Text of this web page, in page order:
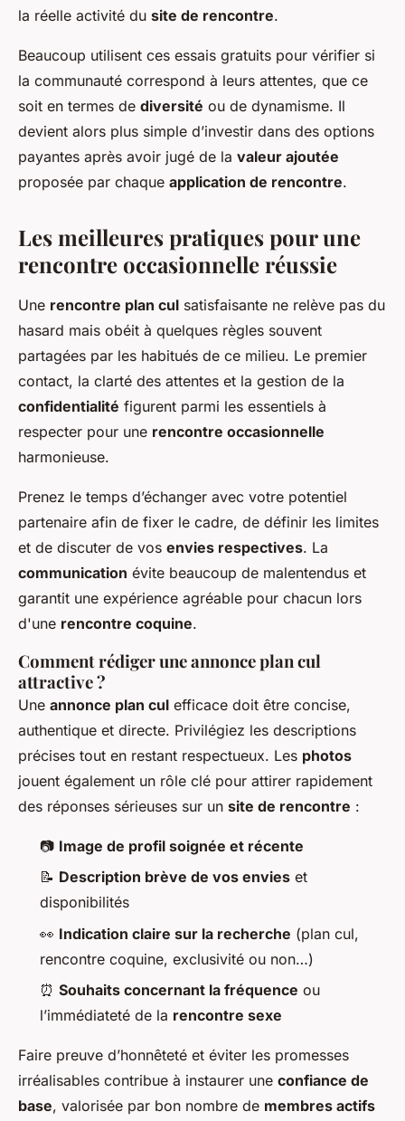
la réelle activité du site de rencontre.
Beaucoup utilisent ces essais gratuits pour vérifier si
la communauté correspond à leurs attentes, que ce
soit en termes de diversité ou de dynamisme. Il
devient alors plus simple d’investir dans des options
payantes après avoir jugé de la valeur ajoutée
proposée par chaque application de rencontre.
Les meilleures pratiques pour une
rencontre occasionnelle réussie
Une rencontre plan cul satisfaisante ne relève pas du
hasard mais obéit à quelques règles souvent
partagées par les habitués de ce milieu. Le premier
contact, la clarté des attentes et la gestion de la
confidentialité figurent parmi les essentiels à
respecter pour une rencontre occasionnelle
harmonieuse.
Prenez le temps d’échanger avec votre potentiel
partenaire afin de fixer le cadre, de définir les limites
et de discuter de vos envies respectives. La
communication évite beaucoup de malentendus et
garantit une expérience agréable pour chacun lors
d'une rencontre coquine.
Comment rédiger une annonce plan cul
attractive ?
Une annonce plan cul efficace doit être concise,
authentique et directe. Privilégiez les descriptions
précises tout en restant respectueux. Les photos
jouent également un rôle clé pour attirer rapidement
des réponses sérieuses sur un site de rencontre :
📷 Image de profil soignée et récente
📝 Description brève de vos envies et
disponibilités
👀 Indication claire sur la recherche (plan cul,
rencontre coquine, exclusivité ou non…)
⏰ Souhaits concernant la fréquence ou
l’immédiateté de la rencontre sexe
Faire preuve d’honnêteté et éviter les promesses
irréalisables contribue à instaurer une confiance de
base, valorisée par bon nombre de membres actifs